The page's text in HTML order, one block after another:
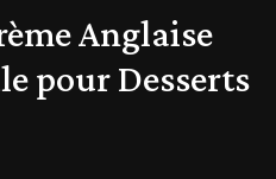
Anglaise
pour Desserts